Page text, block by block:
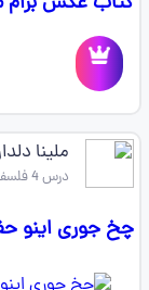
ملینا
درس 4 فلسفه یازدهم
چخ جوری اینو